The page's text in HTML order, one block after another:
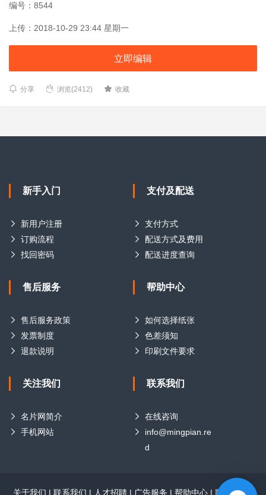
编号：8544
上传：2018-10-29 23:44 星期一
立即编辑
分享 浏览(2412) 收藏
新手入门
新用户注册
订购流程
找回密码
支付及配送
支付方式
配送方式及费用
配送进度查询
售后服务
售后服务政策
发票制度
退款说明
帮助中心
如何选择纸张
色差须知
印刷文件要求
关注我们
名片网简介
手机网站
联系我们
在线咨询
info@mingpian.re
d
关于我们 | 联系我们 | 人才招聘 | 广告服务 | 帮助中心 | 版权声明